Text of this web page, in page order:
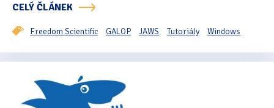
CELÝ ČLÁNEK
Freedom Scientific GALOP JAWS Tutoriály Windows